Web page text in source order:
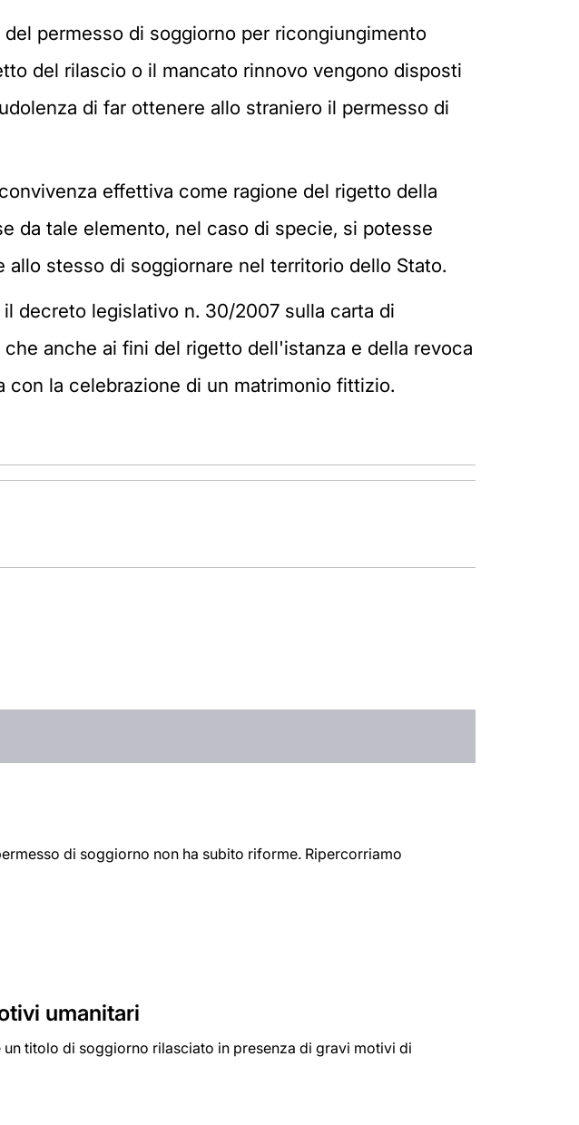
permesso di soggiorno per ricongiungimento
del rilascio o il mancato rinnovo vengono disposti
di far ottenere allo straniero il permesso di
effettiva come ragione del rigetto della
da tale elemento, nel caso di specie, si potesse
stesso di soggiornare nel territorio dello Stato.
decreto legislativo n. 30/2007 sulla carta di
anche ai fini del rigetto dell'istanza e della revoca
la celebrazione di un matrimonio fittizio.
di soggiorno non ha subito riforme. Ripercorriamo
umanitari
titolo di soggiorno rilasciato in presenza di gravi motivi di